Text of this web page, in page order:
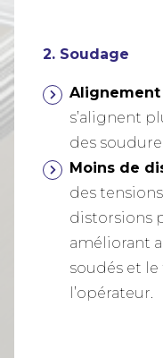
2. Soudage
Alignement
s’alignent
des
Moins de
des
distorsions
améliorant
soudés et
l’opérateur.